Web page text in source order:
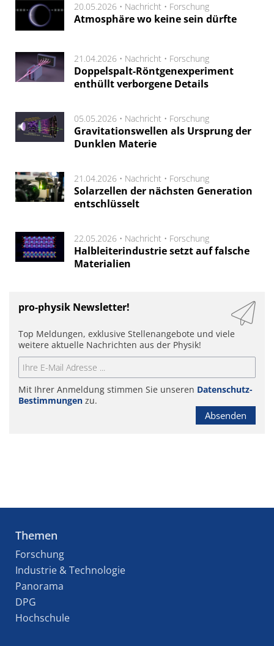
20.05.2026 • Nachricht • Forschung
Atmosphäre wo keine sein dürfte
21.04.2026 • Nachricht • Forschung
Doppelspalt-Röntgenexperiment
enthüllt verborgene Details
05.05.2026 • Nachricht • Forschung
Gravitationswellen als Ursprung der
Dunklen Materie
21.04.2026 • Nachricht • Forschung
Solarzellen der nächsten Generation
entschlüsselt
22.05.2026 • Nachricht • Forschung
Halbleiterindustrie setzt auf falsche
Materialien
pro-physik Newsletter!
Top Meldungen, exklusive Stellenangebote und viele
weitere aktuelle Nachrichten aus der Physik!
Mit Ihrer Anmeldung stimmen Sie unseren Datenschutz-
Bestimmungen zu.
Absenden
Themen
Forschung
Industrie & Technologie
Panorama
DPG
Hochschule